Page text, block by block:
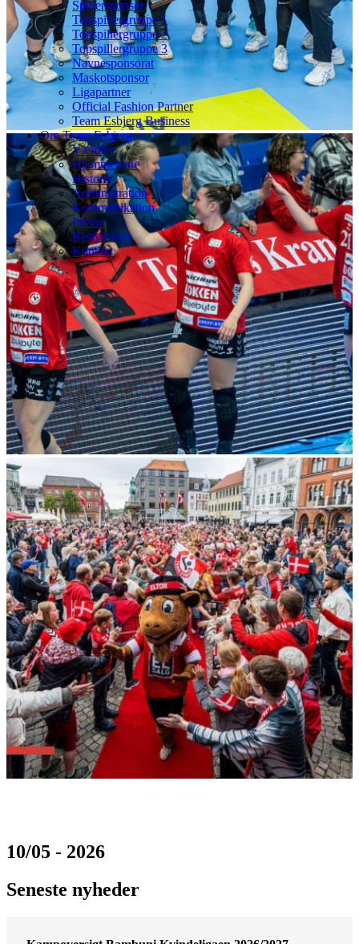
Spillersponsor
Topspillergruppe 1
Topspillergruppe 2
Topspillergruppe 3
Navnesponsorat
Maskotsponsor
Ligapartner
Official Fashion Partner
Team Esbjerg Business
Om Team Esbjerg
Værdier
Hjemmebane
Historie
Administration
Kommunikation
Presse
Bestyrelsen
Kontakt
10/05 - 2026
Seneste nyheder